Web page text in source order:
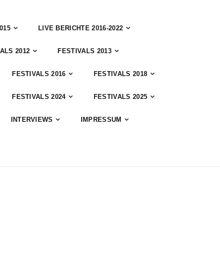
LIVE BERICHTE 2016-2022
2012 FESTIVALS 2013
FESTIVALS 2016 FESTIVALS 2018
FESTIVALS 2024 FESTIVALS 2025
INTERVIEWS IMPRESSUM